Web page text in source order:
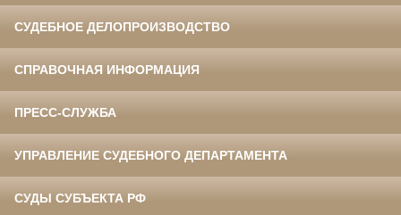
СУДЕБНОЕ ДЕЛОПРОИЗВОДСТВО
СПРАВОЧНАЯ ИНФОРМАЦИЯ
ПРЕСС-СЛУЖБА
УПРАВЛЕНИЕ СУДЕБНОГО ДЕПАРТАМЕНТА
СУДЫ СУБЪЕКТА РФ